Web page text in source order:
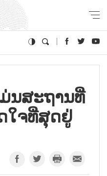
ນສະຖານທີ່
ໃຈທີ່ສຸດຢູ່